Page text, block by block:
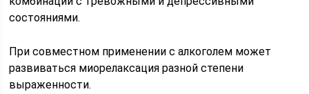
состояниями.
При совместном применении с алкоголем может
развиваться миорелаксация разной степени
выраженности.